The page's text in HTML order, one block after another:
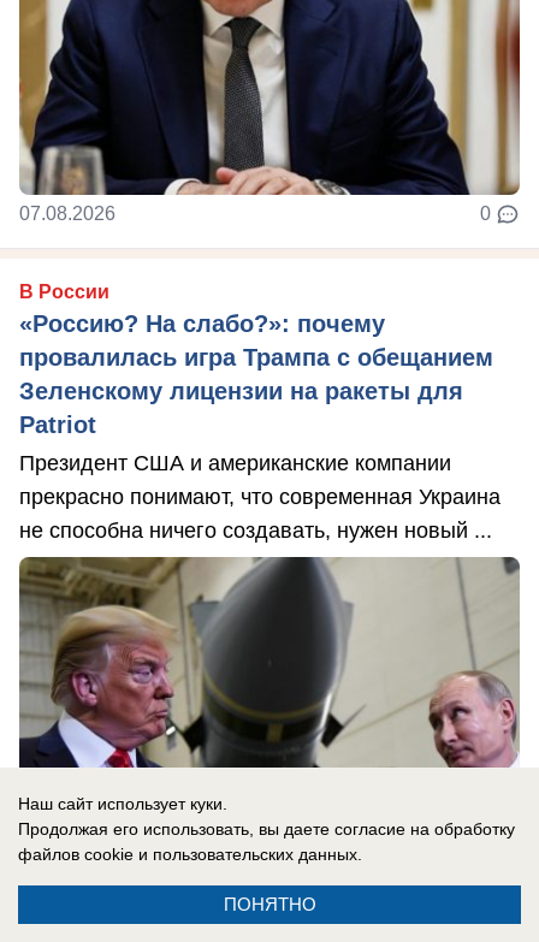
07.08.2026 0
В России
«Россию? На слабо?»: почему
провалилась игра Трампа с обещанием
Зеленскому лицензии на ракеты для
Patriot
Президент США и американские компании
прекрасно понимают, что современная Украина
не способна ничего создавать, нужен новый ...
Наш сайт использует куки.
Продолжая его использовать, вы даете согласие на обработку
файлов cookie и пользовательских данных.
ПОНЯТНО